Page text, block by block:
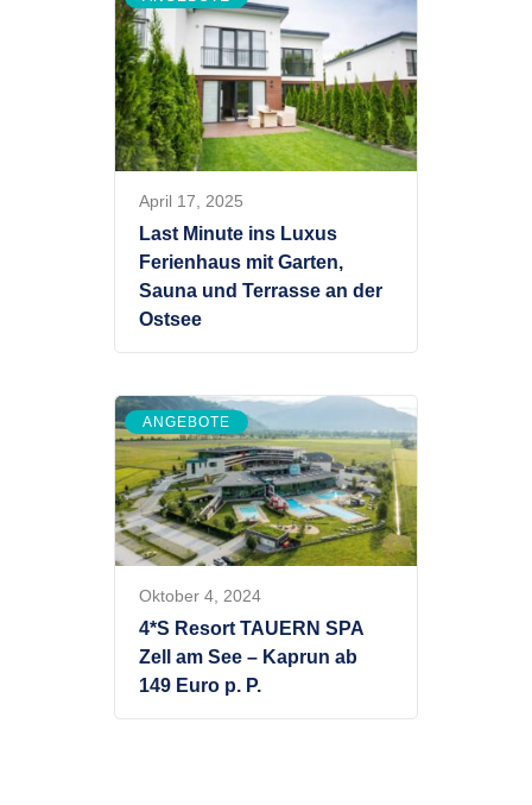
April 17, 2025
Last Minute ins Luxus
Ferienhaus mit Garten,
Sauna und Terrasse an der
Ostsee
ANGEBOTE
Oktober 4, 2024
4*S Resort TAUERN SPA
Zell am See – Kaprun ab
149 Euro p. P.